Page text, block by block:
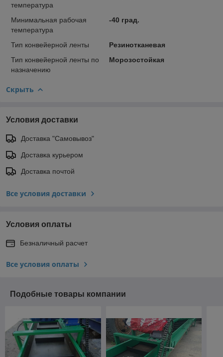
температура
Минимальная рабочая
температура
-40 град.
Тип конвейерной ленты
Резинотканевая
Тип конвейерной ленты по
назначению
Морозостойкая
Скрыть
Условия доставки
Доставка "Самовывоз"
Доставка курьером
Доставка почтой
Все условия доставки
Условия оплаты
Безналичный расчет
Все условия оплаты
Подобные товары компании